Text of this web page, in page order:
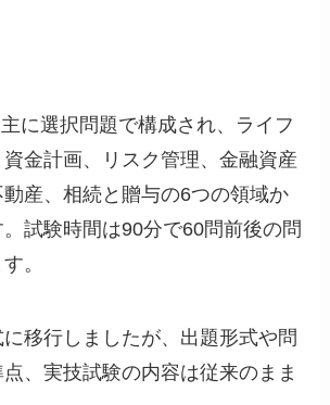
に選択問題で構成され、ライフ
金計画、リスク管理、金融資産
産、相続と贈与の6つの領域か
試験時間は90分で60問前後の問
。
移行しましたが、出題形式や問
、実技試験の内容は従来のまま